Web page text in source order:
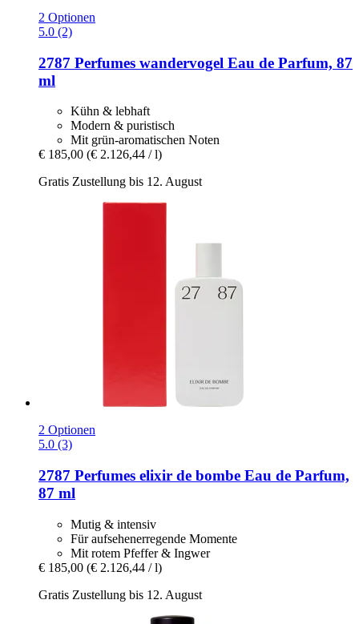
2 Optionen
5.0 (2)
2787 Perfumes wandervogel Eau de Parfum, 87
ml
Kühn & lebhaft
Modern & puristisch
Mit grün-aromatischen Noten
€ 185,00 (€ 2.126,44 / l)
Gratis Zustellung bis 12. August
2 Optionen
5.0 (3)
2787 Perfumes elixir de bombe Eau de Parfum,
87 ml
Mutig & intensiv
Für aufsehenerregende Momente
Mit rotem Pfeffer & Ingwer
€ 185,00 (€ 2.126,44 / l)
Gratis Zustellung bis 12. August